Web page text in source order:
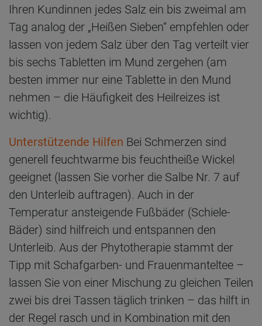
Ihren Kundinnen jedes Salz ein bis zweimal am
Tag analog der „Heißen Sieben“ empfehlen oder
lassen von jedem Salz über den Tag verteilt vier
bis sechs Tabletten im Mund zergehen (am
besten immer nur eine Tablette in den Mund
nehmen – die Häufigkeit des Heilreizes ist
wichtig).
Unterstützende Hilfen Bei Schmerzen sind
generell feuchtwarme bis feuchtheiße Wickel
geeignet (lassen Sie vorher die Salbe Nr. 7 auf
den Unterleib auftragen). Auch in der
Temperatur ansteigende Fußbäder (Schiele-
Bäder) sind hilfreich und entspannen den
Unterleib. Aus der Phytotherapie stammt der
Tipp mit Schafgarben- und Frauenmanteltee –
lassen Sie von einer Mischung zu gleichen Teilen
zwei bis drei Tassen täglich trinken – das hilft in
der Regel rasch und in Kombination mit den